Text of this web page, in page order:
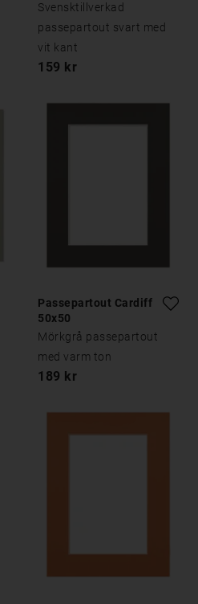
Svensktillverkad
passepartout svart med
vit kant
159 kr
Passepartout Cardiff
50x50
Mörkgrå passepartout
med varm ton
189 kr